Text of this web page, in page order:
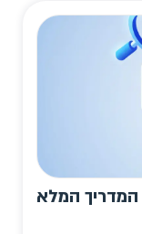
המדריך המלא